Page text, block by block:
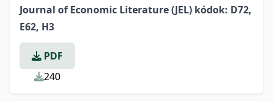
Journal of Economic Literature (JEL) kódok: D72,
E62, H3
PDF
240